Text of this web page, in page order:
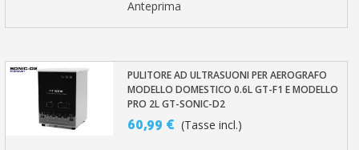
Anteprima
PULITORE AD ULTRASUONI PER AEROGRAFO
MODELLO DOMESTICO 0.6L GT-F1 E MODELLO
PRO 2L GT-SONIC-D2
60,99 € (Tasse incl.)